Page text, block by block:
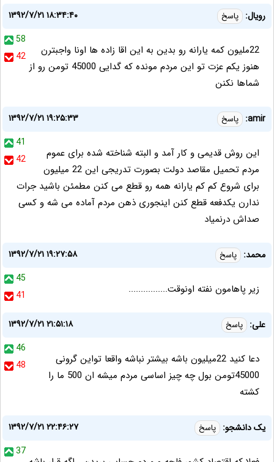
رویال: پاسخ
۱۳۹۲/۷/۲۱ ۱۸:۳۴:۴۰
58
42
22ملیون کمه یارانه رو بدین به این اقا زاده ها اونا واجبترن
هنوز یکم عزت تو این مردم مونده که گدایی 45000 تومن رو از
شماها نکنن
amir: پاسخ
۱۳۹۲/۷/۲۱ ۱۹:۲۵:۳۳
41
42
این روش قدیمی و کار آمد و البته شناخته شده برای عموم
مردم تحمیل مقاصد دولت بصورت تدریجی این 22 میلیون
برای شروع کم کم یارانه همه رو قطع می کنن مطمئن باشید جرات
ندارن یکدفعه قطع کنن اینجوری ذهن مردم آماده می شه و کسی
صداش درنمیاد
محمد: پاسخ
۱۳۹۲/۷/۲۱ ۱۹:۲۷:۵۸
45
41
زیر پاهامون نفته اونوقت................
علی: پاسخ
۱۳۹۲/۷/۲۱ ۲۱:۵۱:۱۸
46
48
دعا کنید 22میلیون باشه بیشتر نباشه واقعا تواین گرونی
45000تومن بول چه چیز اساسی مردم میشه ان 500 ما را
کشته
یک دانشجو: پاسخ
۱۳۹۲/۷/۲۱ ۲۲:۴۶:۲۷
37